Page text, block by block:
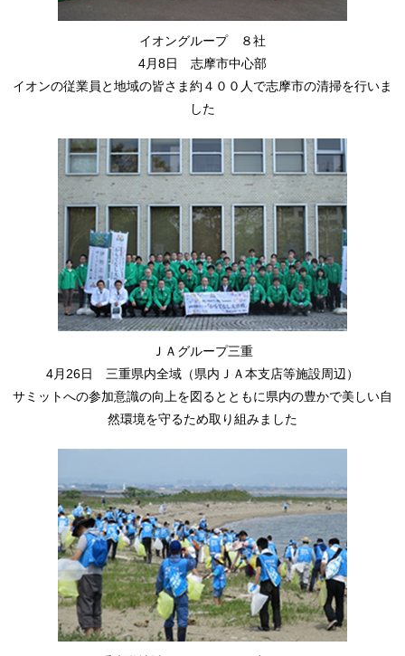
イオングループ ８社
4月8日 志摩市中心部
イオンの従業員と地域の皆さま約４００人で志摩市の清掃を行いま
した
ＪＡグループ三重
4月26日 三重県内全域（県内ＪＡ本支店等施設周辺）
サミットへの参加意識の向上を図るとともに県内の豊かで美しい自
然環境を守るため取り組みました